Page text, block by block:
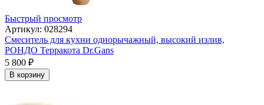
Быстрый просмотр
Артикул: 028294
Смеситель для кухни однорычажный, высокий излив,
РОНДО Терракота Dr.Gans
5 800 ₽
В корзину